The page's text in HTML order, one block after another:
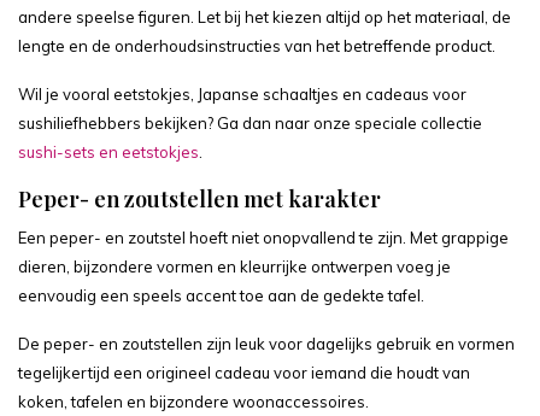
andere speelse figuren. Let bij het kiezen altijd op het materiaal, de
lengte en de onderhoudsinstructies van het betreffende product.
Wil je vooral eetstokjes, Japanse schaaltjes en cadeaus voor
sushiliefhebbers bekijken? Ga dan naar onze speciale collectie
sushi-sets en eetstokjes
Peper- en zoutstellen met karakter
Een peper- en zoutstel hoeft niet onopvallend te zijn. Met grappige
dieren, bijzondere vormen en kleurrijke ontwerpen voeg je
eenvoudig een speels accent toe aan de gedekte tafel.
De peper- en zoutstellen zijn leuk voor dagelijks gebruik en vormen
tegelijkertijd een origineel cadeau voor iemand die houdt van
koken, tafelen en bijzondere woonaccessoires.